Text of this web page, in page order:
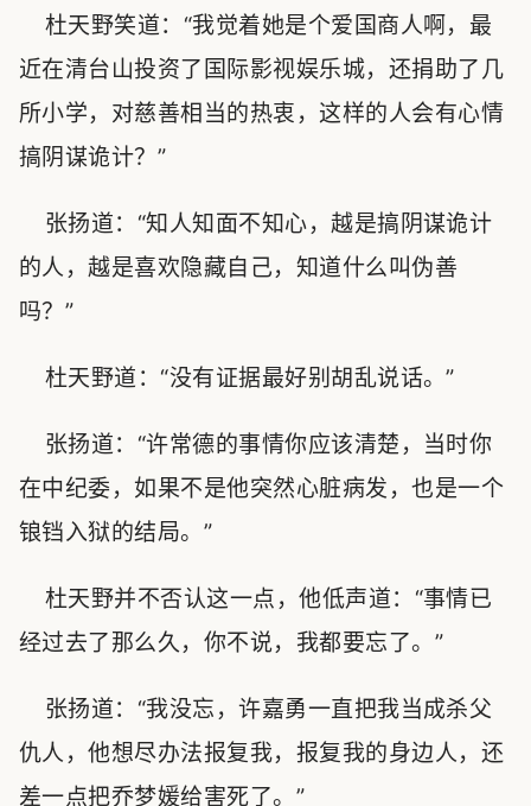
杜天野笑道：“我觉着她是个爱国商人啊，最
近在清台山投资了国际影视娱乐城，还捐助了几
所小学，对慈善相当的热衷，这样的人会有心情
搞阴谋诡计？”
张扬道：“知人知面不知心，越是搞阴谋诡计
的人，越是喜欢隐藏自己，知道什么叫伪善
吗？”
杜天野道：“没有证据最好别胡乱说话。”
张扬道：“许常德的事情你应该清楚，当时你
在中纪委，如果不是他突然心脏病发，也是一个
锒铛入狱的结局。”
杜天野并不否认这一点，他低声道：“事情已
经过去了那么久，你不说，我都要忘了。”
张扬道：“我没忘，许嘉勇一直把我当成杀父
仇人，他想尽办法报复我，报复我的身边人，还
差一点把乔梦媛给害死了。”